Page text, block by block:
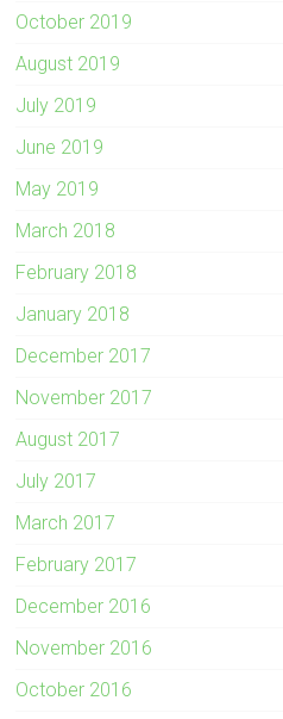
October 2019
August 2019
July 2019
June 2019
May 2019
March 2018
February 2018
January 2018
December 2017
November 2017
August 2017
July 2017
March 2017
February 2017
December 2016
November 2016
October 2016